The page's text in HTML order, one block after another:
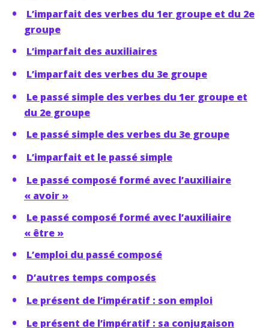
L’imparfait des verbes du 1er groupe et du 2e
groupe
L’imparfait des auxiliaires
L’imparfait des verbes du 3e groupe
Le passé simple des verbes du 1er groupe et
du 2e groupe
Le passé simple des verbes du 3e groupe
L’imparfait et le passé simple
Le passé composé formé avec l’auxiliaire
« avoir »
Le passé composé formé avec l’auxiliaire
« être »
L’emploi du passé composé
D’autres temps composés
Le présent de l’impératif : son emploi
Le présent de l’impératif : sa conjugaison